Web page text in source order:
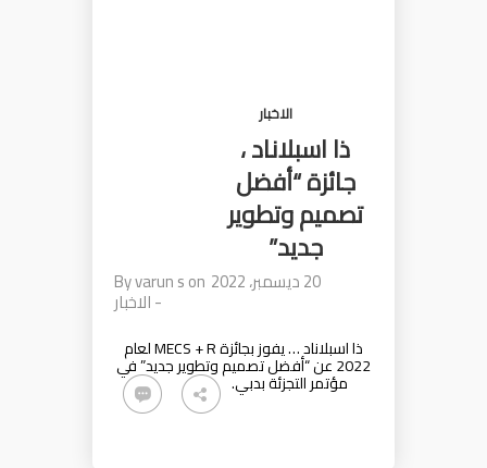
الاخبار
ذا اسبلاناد ،
جائزة “أفضل
تصميم وتطوير
جديد”
Byvarun son 20 ديسمبر، 2022
-الاخبار
ذا اسبلاناد … يفوز بجائزة MECS + R لعام
2022 عن “أفضل تصميم وتطوير جديد” في
مؤتمر التجزئة بدبي.